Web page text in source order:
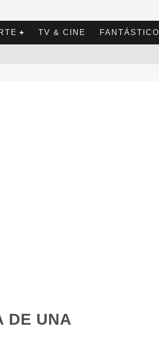
TV & CINE FANTÁSTICO
DE UNA